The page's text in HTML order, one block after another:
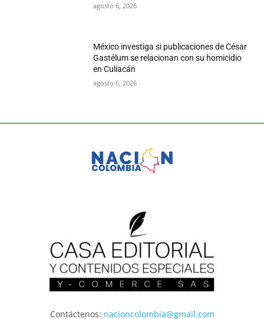
agosto 6, 2026
México investiga si publicaciones de César
Gastélum se relacionan con su homicidio
en Culiacán
agosto 6, 2026
Contáctenos: nacioncolombia@gmail.com